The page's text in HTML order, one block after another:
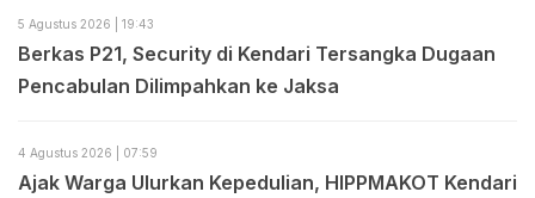
5 Agustus 2026 | 19:43
Berkas P21, Security di Kendari Tersangka Dugaan
Pencabulan Dilimpahkan ke Jaksa
4 Agustus 2026 | 07:59
Ajak Warga Ulurkan Kepedulian, HIPPMAKOT Kendari